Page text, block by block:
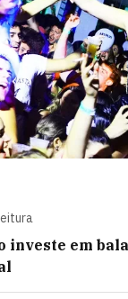
investe em